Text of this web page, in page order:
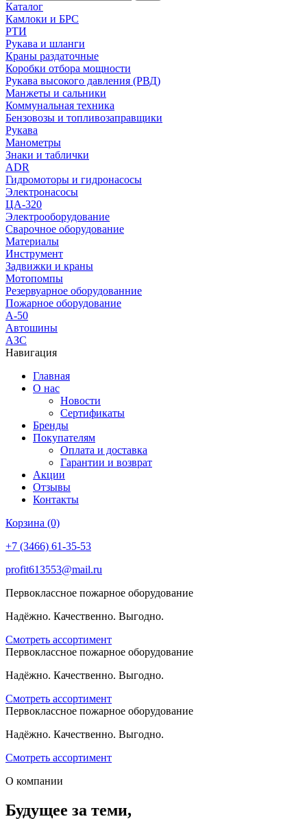
Каталог
Камлоки и БРС
РТИ
Рукава и шланги
Краны раздаточные
Коробки отбора мощности
Рукава высокого давления (РВД)
Манжеты и сальники
Коммунальная техника
Бензовозы и топливозаправщики
Рукава
Манометры
Знаки и таблички
ADR
Гидромоторы и гидронасосы
Электронасосы
ЦА-320
Электрооборудование
Сварочное оборудование
Материалы
Инструмент
Задвижки и краны
Мотопомпы
Резервуарное оборудованние
Пожарное оборудование
А-50
Автошины
АЗС
Навигация
Главная
О нас
Новости
Сертификаты
Бренды
Покупателям
Оплата и доставка
Гарантии и возврат
Акции
Отзывы
Контакты
Корзина (0)
+7 (3466) 61-35-53
profit613553@mail.ru
Первоклассное пожарное оборудование
Надёжно. Качественно. Выгодно.
Смотреть ассортимент
Первоклассное пожарное оборудование
Надёжно. Качественно. Выгодно.
Смотреть ассортимент
Первоклассное пожарное оборудование
Надёжно. Качественно. Выгодно.
Смотреть ассортимент
О компании
Будущее за теми,